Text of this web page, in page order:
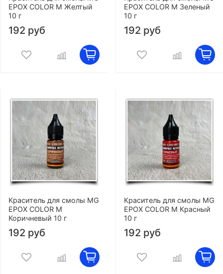
EPOX COLOR M Желтый
10 г
192 руб
EPOX COLOR M Зеленый
10 г
192 руб
Краситель для смолы MG
EPOX COLOR M
Коричневый 10 г
192 руб
Краситель для смолы MG
EPOX COLOR M Красный
10 г
192 руб